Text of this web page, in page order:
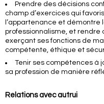
Prendre des décisions
champ d’exercices qui
l’appartenance et démontre
professionnalisme, et rendre
exerçant ses fonctions de
compétente, éthique et
Tenir ses compétences à
sa profession de manière
Relations avec autrui